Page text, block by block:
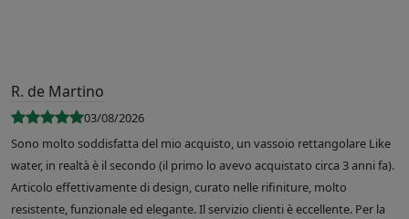
R. de Martino
03/08/2026
Sono molto soddisfatta del mio acquisto, un vassoio rettangolare Like
water, in realtà è il secondo (il primo lo avevo acquistato circa 3 anni fa).
Articolo effettivamente di design, curato nelle rifiniture, molto
resistente, funzionale ed elegante. Il servizio clienti è eccellente. Per la